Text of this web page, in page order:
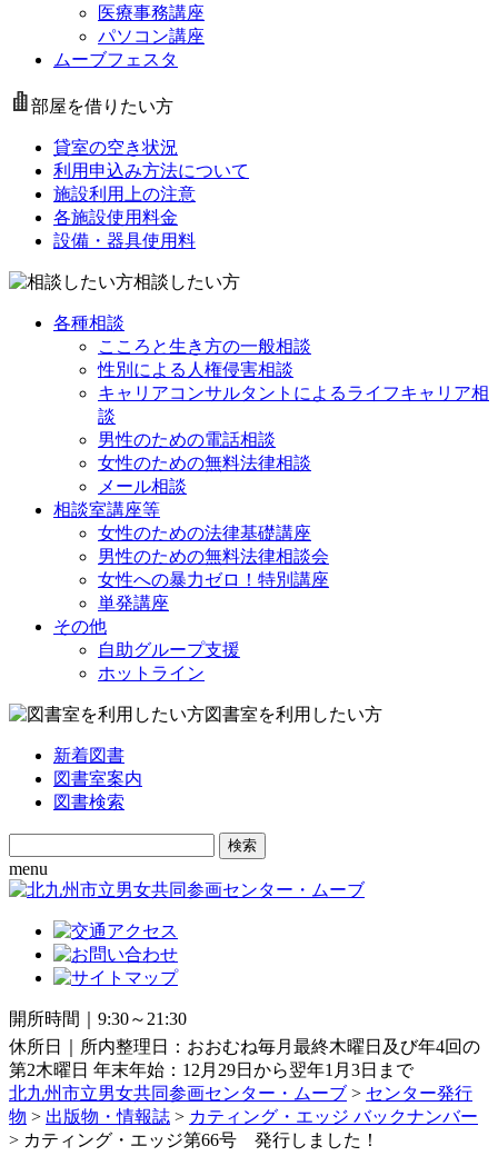
医療事務講座
パソコン講座
ムーブフェスタ
部屋を借りたい方
貸室の空き状況
利用申込み方法について
施設利用上の注意
各施設使用料金
設備・器具使用料
相談したい方
各種相談
こころと生き方の一般相談
性別による人権侵害相談
キャリアコンサルタントによるライフキャリア相
談
男性のための電話相談
女性のための無料法律相談
メール相談
相談室講座等
女性のための法律基礎講座
男性のための無料法律相談会
女性への暴力ゼロ！特別講座
単発講座
その他
自助グループ支援
ホットライン
図書室を利用したい方
新着図書
図書室案内
図書検索
Search
for:
menu
開所時間｜9:30～21:30
休所日｜所内整理日：おおむね毎月最終木曜日及び年4回の
第2木曜日 年末年始：12月29日から翌年1月3日まで
北九州市立男女共同参画センター・ムーブ > センター発行
物 > 出版物・情報誌 > カティング・エッジ バックナンバー
> カティング・エッジ第66号 発行しました！